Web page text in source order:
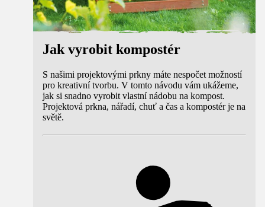
Jak vyrobit kompostér
S našimi projektovými prkny máte nespočet možností
pro kreativní tvorbu. V tomto návodu vám ukážeme,
jak si snadno vyrobit vlastní nádobu na kompost.
Projektová prkna, nářadí, chuť a čas a kompostér je na
světě.